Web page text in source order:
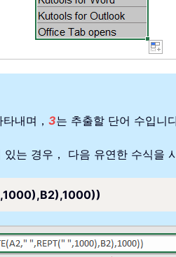
내며， 3는 추출할 단어 수입니
는 경우， 다음 유연한 수식을
,1000),B2),1000))